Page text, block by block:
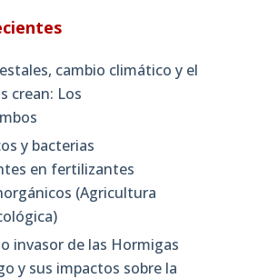
cambio climático y el
crean: Los
y bacterias
en fertilizantes
(Agricultura
invasor de las Hormigas
y sus impactos sobre la